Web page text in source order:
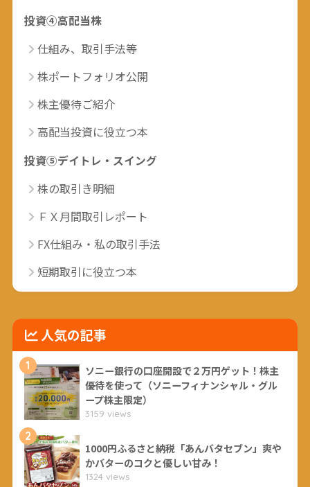
投資④高配当株
仕組み、取引手法等
株ポートフォリオ公開
株主優待ご紹介
高配当投資に役立つ本
投資⑤デイトレ・スイング
株の取引き明細
ＦＸ月間取引レポート
FX仕組み・私の取引手法
短期取引に役立つ本
人気の記事
1
ソニー銀行の口座開設で２万円ゲット！株主
優待を使って（ソニーフィナンシャル・グル
ープ株主限定）
3159 views
2
1000円ふるさと納税「あんバタセブン」爽や
かバターのコクと優しい甘み！
1324 views